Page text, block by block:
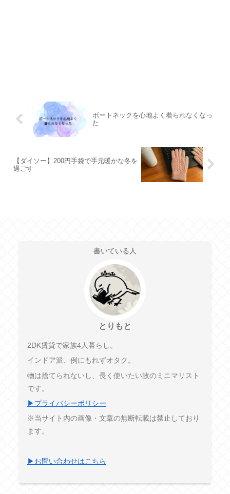
ボートネックを心地よく着られなくなっ
た
【ダイソー】200円手袋で手元暖かな冬を
過ごす
書いている人
とりもと
2DK賃貸で家族4人暮らし。
インドア派、例にもれずオタク。
物は捨てられないし、長く使いたい故のミニマリスト
です。
▶プライバシーポリシー
※当サイト内の画像・文章の無断転載は禁止しており
ます。
▶お問い合わせはこちら